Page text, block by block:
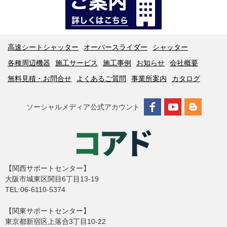
【関西サポートセンター】
大阪市城東区関目6丁目13-19
TEL:06-6110-5374
【関東サポートセンター】
東京都新宿区上落合3丁目10-22
高速シートシャッター オーバースライダー
シャッター
各種周辺機器
施工サービス 施工事例 お知らせ
会社概要
無料見積・お問合せ
よくあるご質問 事業所案内 カタログ
ソーシャルメディア公式アカウント